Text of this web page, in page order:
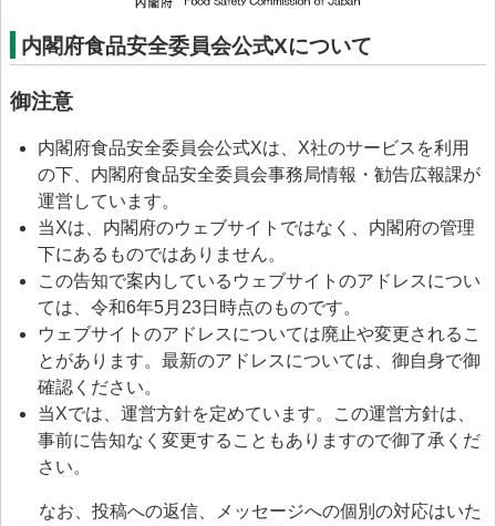
内閣府食品安全委員会公式Xについて
御注意
内閣府食品安全委員会公式Xは、X社のサービスを利用
の下、内閣府食品安全委員会事務局情報・勧告広報課が
運営しています。
当Xは、内閣府のウェブサイトではなく、内閣府の管理
下にあるものではありません。
この告知で案内しているウェブサイトのアドレスについ
ては、令和6年5月23日時点のものです。
ウェブサイトのアドレスについては廃止や変更されるこ
とがあります。最新のアドレスについては、御自身で御
確認ください。
当Xでは、運営方針を定めています。この運営方針は、
事前に告知なく変更することもありますので御了承くだ
さい。
なお、投稿への返信、メッセージへの個別の対応はいた